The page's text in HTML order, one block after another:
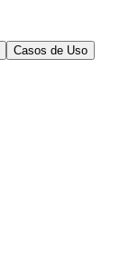
Casos de Uso